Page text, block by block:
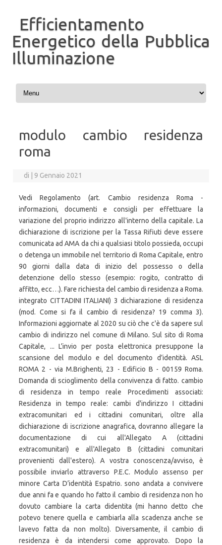
Efficientamento
Energetico della Pubblica
Illuminazione
Vai al contenuto
modulo cambio residenza
roma
di 9 Gennaio 2021
Vedi Regolamento (art. Cambio residenza Roma -
informazioni, documenti e consigli per effettuare la
variazione del proprio indirizzo all'interno della capitale. La
dichiarazione di iscrizione per la Tassa Rifiuti deve essere
comunicata ad AMA da chi a qualsiasi titolo possieda, occupi
o detenga un immobile nel territorio di Roma Capitale, entro
90 giorni dalla data di inizio del possesso o della
detenzione dello stesso (esempio: rogito, contratto di
affitto, ecc…). Fare richiesta del cambio di residenza a Roma.
integrato CITTADINI ITALIANI) 3 dichiarazione di residenza
(mod. Come si fa il cambio di residenza? 19 comma 3).
Informazioni aggiornate al 2020 su ciò che c'è da sapere sul
cambio di indirizzo nel comune di Milano. Sul sito di Roma
Capitale, ... L’invio per posta elettronica presuppone la
scansione del modulo e del documento d’identità. ASL
ROMA 2 - via M.Brighenti, 23 - Edificio B - 00159 Roma.
Domanda di scioglimento della convivenza di fatto. cambio
di residenza in tempo reale Procedimenti associati:
Residenza in tempo reale: cambi d'indirizzo I cittadini
extracomunitari ed i cittadini comunitari, oltre alla
dichiarazione di iscrizione anagrafica, dovranno allegare la
documentazione di cui all'Allegato A (cittadini
extracomunitari) e all'Allegato B (cittadini comunitari
provenienti dall'estero). A vostra conoscenza/avviso, è
possibile inviarlo attraverso P.E.C. Modulo assenso per
minore Carta D’identità Espatrio. sono andata a convivere
due anni fa e quando ho fatto il cambio di residenza non ho
dovuto cambiare la carta didentita (mi hanno detto che
potevo tenere quella e cambiarla alla scadenza anche se
lavevo fatta da non molto). Diversamente, il cambio di
residenza è da intendersi come approvato. Dopo la